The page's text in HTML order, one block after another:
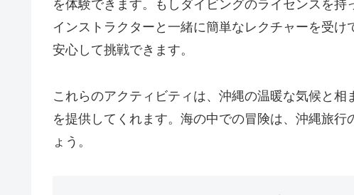
を体験できます。もしダイビングのライセンスを持
インストラクターと一緒に簡単なレクチャーを受
安心して挑戦できます。
これらのアクティビティは、沖縄の温暖な気候と
を提供してくれます。海の中での冒険は、沖縄旅
ょう。